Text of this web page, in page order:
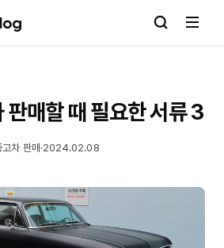
판매할 때 필요한 서류 3
고차 판매·2024.02.08